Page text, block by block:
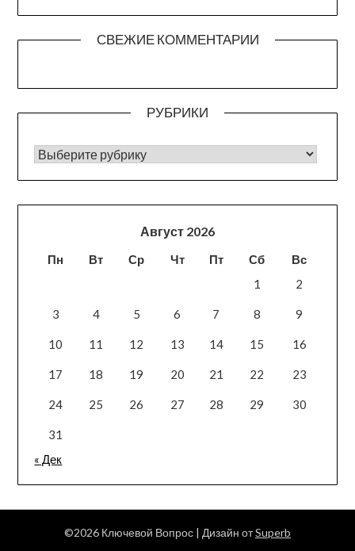
СВЕЖИЕ КОММЕНТАРИИ
РУБРИКИ
РУБРИКИ
Август 2026
Пн Вт Ср Чт Пт Сб
Вс
1
2
3 4 5 6 7 8 9
10 11 12 13 14 15 16
17 18 19 20 21 22 23
24 25 26 27 28 29 30
31
« Дек
©2026 Ключевой Вопрос | Дизайн отSuperb